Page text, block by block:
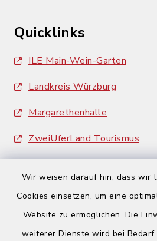
Wir weisen darauf hin, dass wir
Cookies einsetzen, um eine
Website zu ermöglichen. Die
weiterer Dienste wird bei
Quicklinks
ILE Main-Wein-Garten
Landkreis Würzburg
Margarethenhalle
ZweiUferLand Tourismus